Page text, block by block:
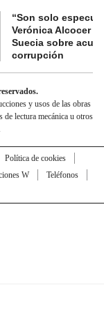
“Son solo
Verónica Alcocer a
Suecia sobre
corrupción
y usos de las obras
de lectura mecánica u otros
Política de cookies
W
Teléfonos